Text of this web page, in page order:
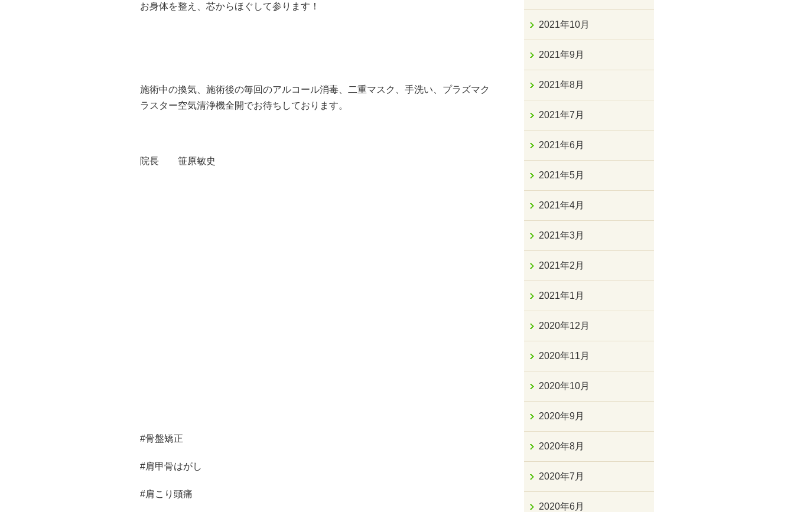
お身体を整え、芯からほぐして参ります！
施術中の換気、施術後の毎回のアルコール消毒、二重マスク、手洗い、プラズマク
ラスター空気清浄機全開でお待ちしております。
院長 笹原敏史
#骨盤矯正
#肩甲骨はがし
#肩こり頭痛
2021年10月
2021年9月
2021年8月
2021年7月
2021年6月
2021年5月
2021年4月
2021年3月
2021年2月
2021年1月
2020年12月
2020年11月
2020年10月
2020年9月
2020年8月
2020年7月
2020年6月